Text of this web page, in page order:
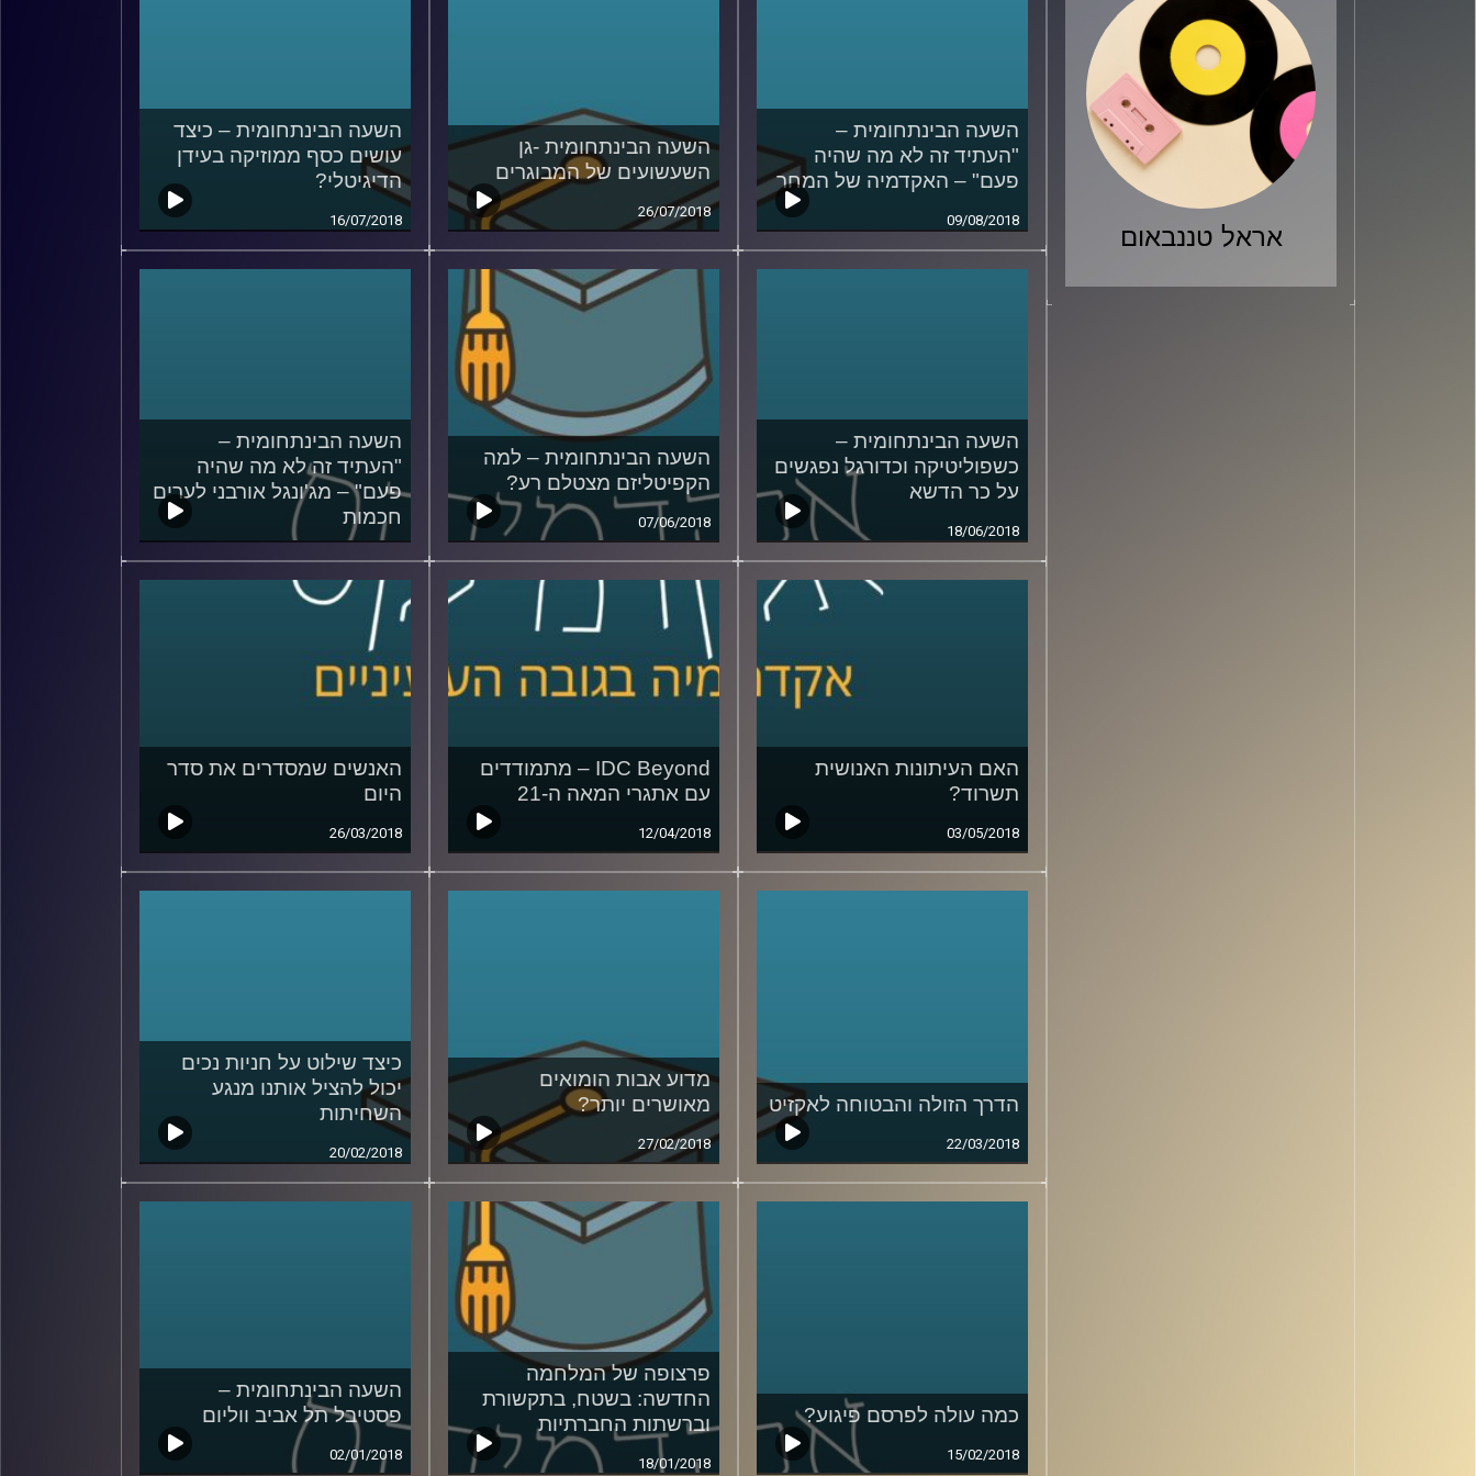
אראל טננבאום
השעה הבינתחומית –
"העתיד זה לא מה שהיה
פעם" – האקדמיה של המחר
09/08/2018
השעה הבינתחומית -גן
השעשועים של המבוגרים
26/07/2018
השעה הבינתחומית – כיצד
עושים כסף ממוזיקה בעידן
הדיגיטלי?
16/07/2018
השעה הבינתחומית –
כשפוליטיקה וכדורגל נפגשים
על כר הדשא
18/06/2018
השעה הבינתחומית – למה
הקפיטליזם מצטלם רע?
07/06/2018
השעה הבינתחומית –
"העתיד זה לא מה שהיה
פעם" – מג'ונגל אורבני לערים
חכמות
24/05/2018
האם העיתונות האנושית
תשרוד?
03/05/2018
IDC Beyond – מתמודדים
עם אתגרי המאה ה-21
12/04/2018
האנשים שמסדרים את סדר
היום
26/03/2018
הדרך הזולה והבטוחה לאקזיט
22/03/2018
מדוע אבות הומואים
מאושרים יותר?
27/02/2018
כיצד שילוט על חניות נכים
יכול להציל אותנו מנגע
השחיתות
20/02/2018
כמה עולה לפרסם פיגוע?
15/02/2018
פרצופה של המלחמה
החדשה: בשטח, בתקשורת
וברשתות החברתיות
18/01/2018
השעה הבינתחומית –
פסטיבל תל אביב ווליום
02/01/2018